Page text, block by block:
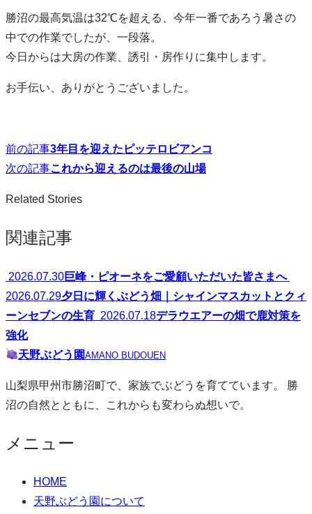
勝沼の最高気温は32℃を超える、今年一番であろう暑さの
中での作業でしたが、一段落。
今日からは大房の作業、誘引・房作りに集中します。
お手伝い、ありがとうございました。
投
ビ
ゲ
ー
シ
ョ
ン
前の記事3年目を迎えたピッテロビアンコ
次の記事これから迎えるのは最後の山場
Related Stories
関連記事
2026.07.30巨峰・ピオーネをご愛顧いただいた皆さまへ
2026.07.29夕日に輝くぶどう畑｜シャインマスカットとクィ
ーンセブンの生育 2026.07.18デラウエアーの畑で鹿対策を
強化
天野ぶどう園AMANO BUDOUEN
山梨県甲州市勝沼町で、家族でぶどうを育てています。 勝
沼の自然とともに、これからも変わらぬ想いで。
メニュー
HOME
天野ぶどう園について